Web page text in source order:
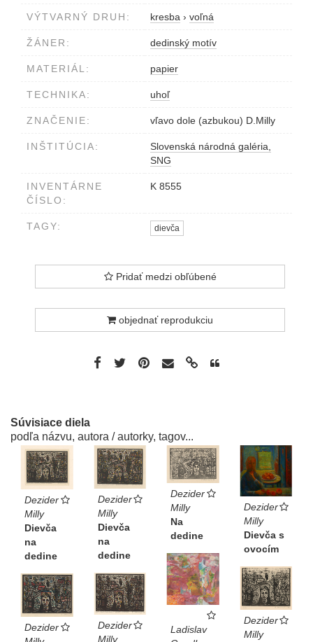
VÝTVARNÝ DRUH: kresba › voľná
ŽÁNER: dedinský motív
MATERIÁL: papier
TECHNIKA: uhoľ
ZNAČENIE: vľavo dole (azbukou) D.Milly
INŠTITÚCIA:
Slovenská národná galéria,
SNG
INVENTÁRNE
ČÍSLO:
K 8555
TAGY: dievča
Pridať medzi obľúbené
objednať reprodukciu
Súvisiace diela
podľa názvu, autora / autorky, tagov...
Dezider
Milly
Dievča
na
dedine
Dezider
Milly
Dievča
na
dedine
Dezider
Milly
Na
dedine
Dezider
Milly
Dievča s
ovocím
Ladislav
Dezider
Milly
Dezider
Milly
Dezider